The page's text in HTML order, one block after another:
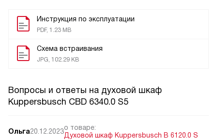
Инструкция по эксплуатации
PDF, 1.23 MB
Схема встраивания
JPG, 102.29 KB
Вопросы и ответы на духовой шкаф
Kuppersbusch CBD 6340.0 S5
Ольга20.12.2023о товаре:
Духовой шкаф Kuppersbusch B 6120.0 S